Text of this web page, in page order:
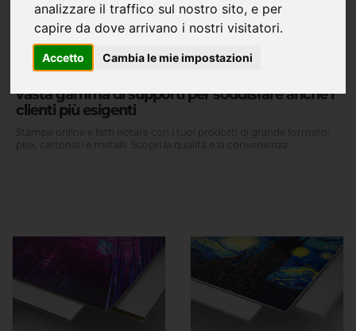
analizzare il traffico sul nostro sito, e per
capire da dove arrivano i nostri visitatori.
Accetto Cambia le mie impostazioni
vasta gamma di supporti per soddisfare anche i
clienti più esigenti
Stampa online e fatti notare con i tuoi prodotti di grande formato:
plex, cartonati e metalli. Scopri la qualità e la convenienza